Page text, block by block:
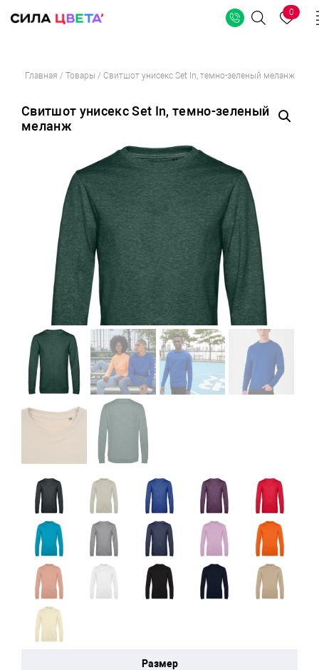
Перейти
содержимому
Поиск
0
Главная / Товары / Свитшот унисекс Set In, темно-зеленый меланж
Свитшот унисекс Set In, темно-зеленый
меланж
Размер